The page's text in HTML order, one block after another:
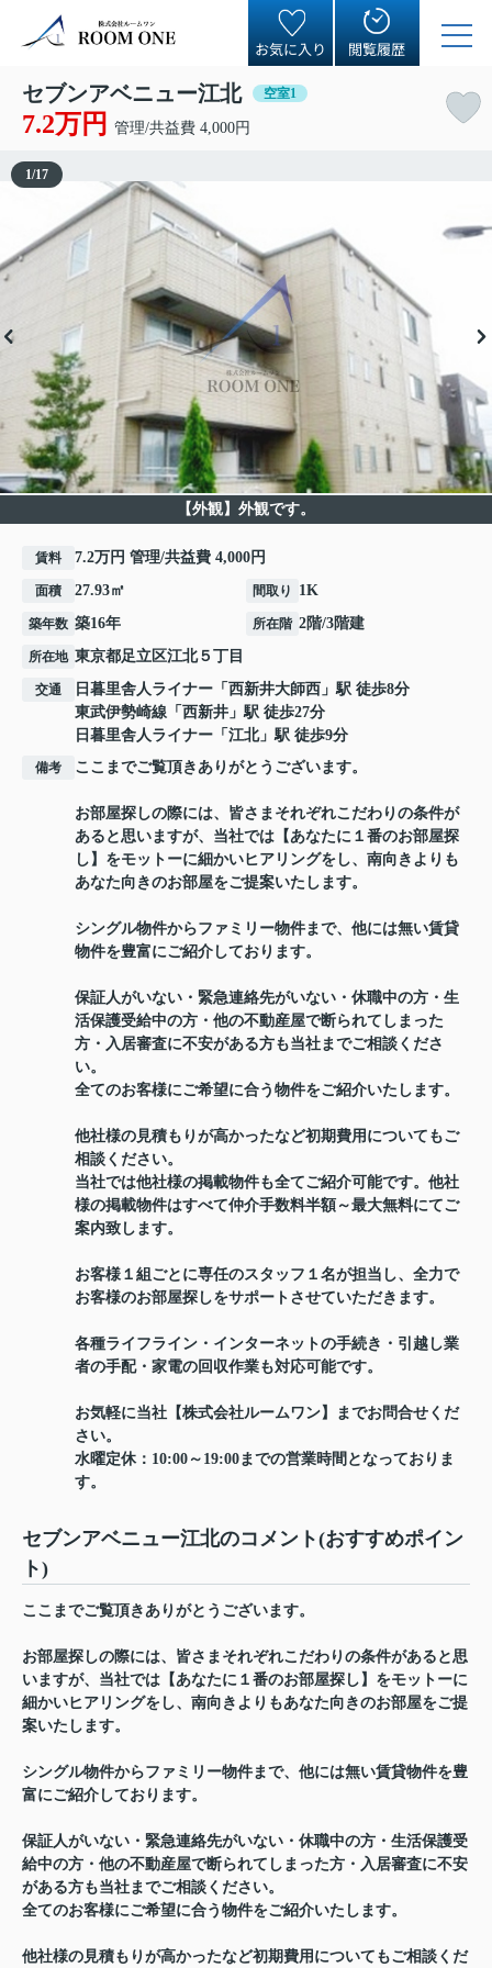
お気に入り 閲覧履歴
セブンアベニュー江北 空室1
7.2万円 管理/共益費 4,000円
【外観】外観です。
1/17
賃料 7.2万円 管理/共益費 4,000円
面積 27.93㎡ 間取り 1K
築年数 築16年 所在階 2階/3階建
所在地 東京都足立区江北５丁目
交通 日暮里舎人ライナー 「 西新井大師西 」駅 徒歩8分
東武伊勢崎線 「 西新井 」駅 徒歩27分
日暮里舎人ライナー 「 江北」駅 徒歩9分
備考 ここまでご覧頂きありがとうございます。
お部屋探しの際には、皆さまそれぞれこだわりの条件が
あると思いますが、当社では【あなたに１番のお部屋探
し】をモットーに細かいヒアリングをし、南向きよりも
あなた向きのお部屋をご提案いたします。
シングル物件からファミリー物件まで、他には無い賃貸
物件を豊富にご紹介しております。
保証人がいない・緊急連絡先がいない・休職中の方・生
活保護受給中の方・他の不動産屋で断られてしまった
方・入居審査に不安がある方も当社までご相談くださ
い。
全てのお客様にご希望に合う物件をご紹介いたします。
他社様の見積もりが高かったなど初期費用についてもご
相談ください。
当社では他社様の掲載物件も全てご紹介可能です。他社
様の掲載物件はすべて仲介手数料半額～最大無料にてご
案内致します。
お客様１組ごとに専任のスタッフ１名が担当し、全力で
お客様のお部屋探しをサポートさせていただきます。
各種ライフライン・インターネットの手続き・引越し業
者の手配・家電の回収作業も対応可能です。
お気軽に当社【株式会社ルームワン】までお問合せくだ
さい。
水曜定休：10:00～19:00までの営業時間となっておりま
す。
セブンアベニュー江北のコメント(おすすめポイン
ト)
ここまでご覧頂きありがとうございます。
お部屋探しの際には、皆さまそれぞれこだわりの条件があると思
いますが、当社では【あなたに１番のお部屋探し】をモットーに
細かいヒアリングをし、南向きよりもあなた向きのお部屋をご提
案いたします。
シングル物件からファミリー物件まで、他には無い賃貸物件を豊
富にご紹介しております。
保証人がいない・緊急連絡先がいない・休職中の方・生活保護受
給中の方・他の不動産屋で断られてしまった方・入居審査に不安
がある方も当社までご相談ください。
全てのお客様にご希望に合う物件をご紹介いたします。
他社様の見積もりが高かったなど初期費用についてもご相談くだ